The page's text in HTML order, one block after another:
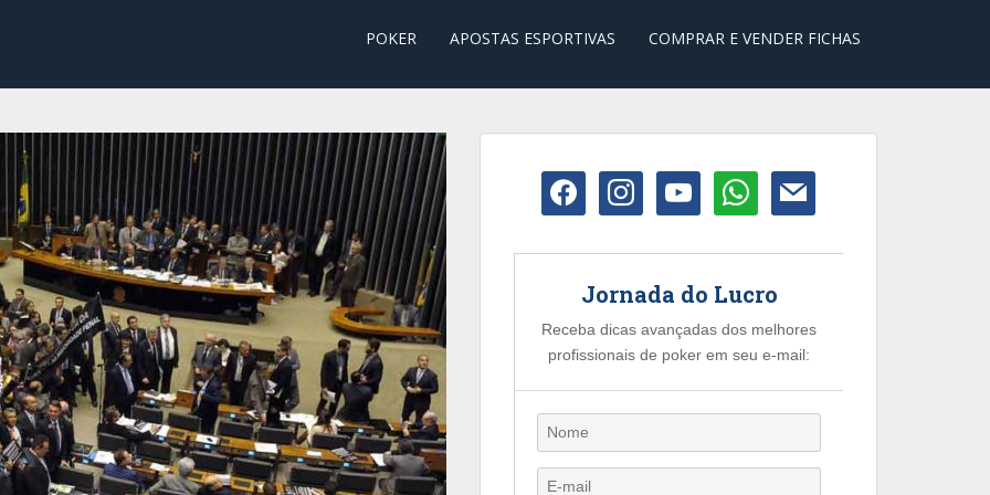
POKER APOSTAS ESPORTIVAS COMPRAR E VENDER FICHAS
facebookinstagramyoutube whatsappmail
Jornada do Lucro
Receba dicas avançadas dos melhores
profissionais de poker em seu e-mail: